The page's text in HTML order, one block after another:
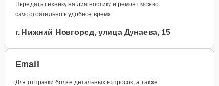
Передать технику на диагностику и ремонт можно
самостоятельно в удобное время
г. Нижний Новгород, улица Дунаева, 15
Email
Для отправки более детальных вопросов, а также